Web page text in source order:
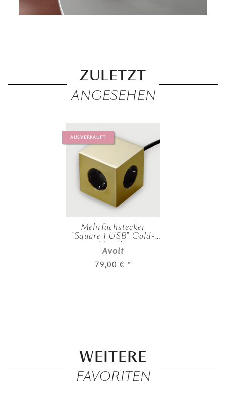
ZULETZT
ANGESEHEN
AUSVERKAUFT
Mehrfachstecker
"Square 1 USB" Gold-
Metallic
Avolt
79,00 € *
WEITERE
FAVORITEN